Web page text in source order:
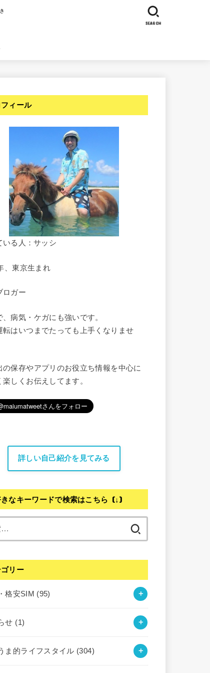
SEARCH
ィール
いる人：サッシ
、東京生まれ
ロガー
、病気・ケガにも強いです。
転はいつまでたっても上手くなりませ
の保存やアプリのお役立ち情報を中心に
楽しくお伝えしてます。
詳しい自己紹介を見てみる
きなキーワードで検索はこちら (↓)
ゴリー
格安SIM (95)
せ (1)
ま的ライフスタイル (304)